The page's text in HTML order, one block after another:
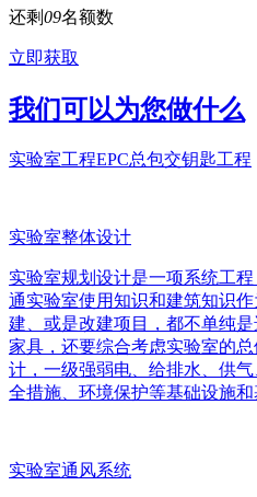
还剩09名额数
立即获取
我们可以为您做什么
实验室工程EPC总包交钥匙工程
实验室整体设计
实验室规划设计是一项系统工
通实验室使用知识和建筑知识
建、或是改建项目，都不单纯
家具，还要综合考虑实验室的
计，一级强弱电、给排水、供
全措施、环境保护等基础设施和
实验室通风系统